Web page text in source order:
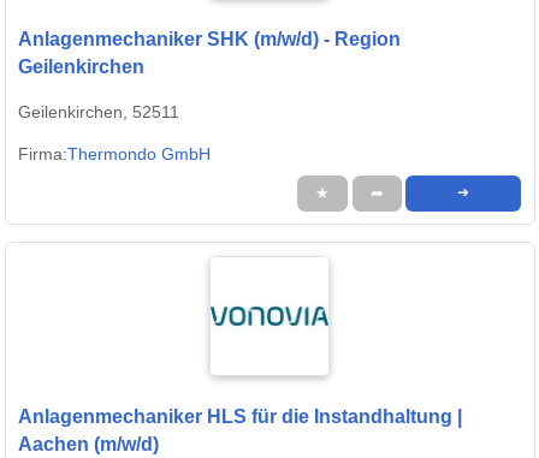
Anlagenmechaniker SHK (m/w/d) - Region
Geilenkirchen
Geilenkirchen, 52511
Firma:Thermondo GmbH
★ ➦ ➜
Anlagenmechaniker HLS für die Instandhaltung |
Aachen (m/w/d)